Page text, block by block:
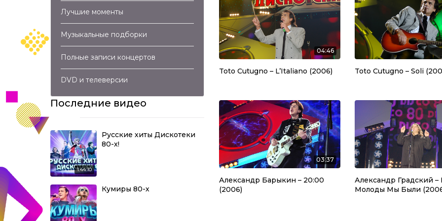
04:46
Toto Cutugno – L’Italiano (2006) Toto Cutugno – Soli
03:37
Александр Барыкин – 20:00
(2006)
Александр Градский –
Молоды Мы Были
Лучшие моменты
Музыкальные подборки
Полные записи концертов
DVD и телеверсии
Последние видео
1:44:10
Русские хиты Дискотеки
80-х!
Кумиры 80-х